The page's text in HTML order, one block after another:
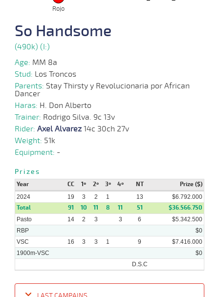
Rojo
So Handsome
(490k) (I:)
Age: MM 8a
Stud: Los Troncos
Parents: Stay Thirsty y Revolucionaria por African
Dancer
Haras: H. Don Alberto
Trainer: Rodrigo Silva. 9c 13v
Rider: Axel Alvarez 14c 30ch 27v
Weight: 51k
Equipment: -
Prizes
Year CC 1º 2º 3º 4º NT Prize ($)
2024 19 3 2 1 13 $6.792.000
Total 91 10 11 8 11 51 $36.566.750
Pasto 14 2 3 3 6
$5.342.500
RBP
$0
VSC
16 3 3 1 9
$7.416.000
1900m-VSC
$0
D.S.C